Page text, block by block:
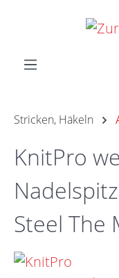
Zum Hauptinhalt
Stricken, Häkeln
KnitPro
Steel The